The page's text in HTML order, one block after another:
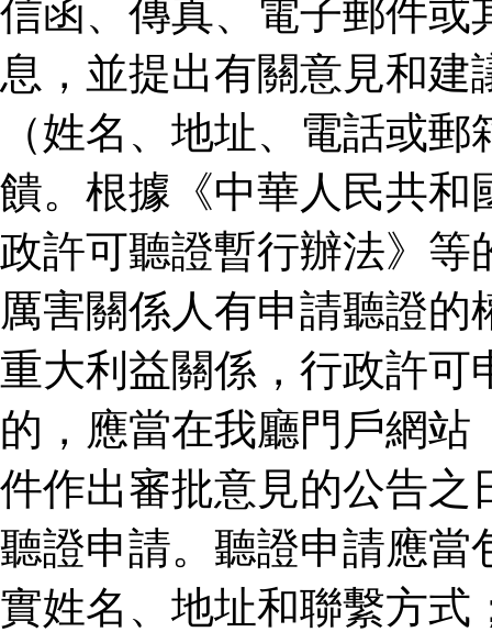
信函、傳真、電子郵件或
息，並提出有關意見和
（姓名、地址、電話或
饋。根據《中華人民共和
政許可聽證暫行辦法》等
厲害關係人有申請聽證
重大利益關係，行政許可
的，應當在我廳門戶網
件作出審批意見的公告之
聽證申請。聽證申請應當
實姓名、地址和聯繫方式